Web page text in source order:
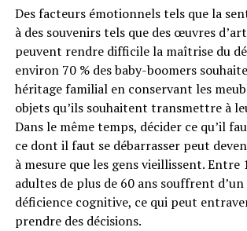
Des facteurs émotionnels tels que la
à des souvenirs tels que des œuvres
peuvent rendre difficile la maîtrise du
environ 70 % des baby-boomers
héritage familial en conservant les
objets qu’ils souhaitent transmettre à
Dans le même temps, décider ce qu’il
ce dont il faut se débarrasser peut
à mesure que les gens vieillissent. Entre
adultes de plus de 60 ans souffrent
déficience cognitive, ce qui peut
prendre des décisions.